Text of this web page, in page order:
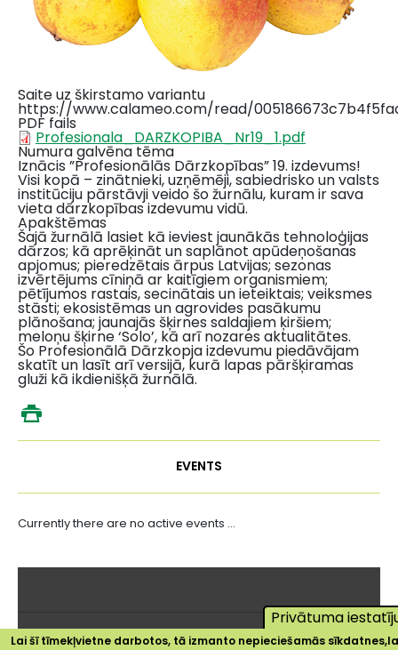
Saite uz škirstamo variantu
https://www.calameo.com/read/
PDF fails
Profesionala_DARZKOPIBA_Nr19_1.pdf
Numura galvēna tēma
Iznācis ”Profesionālās Dārzkopības” 19. izdevums!
Visi kopā – zinātnieki, uzņēmēji, sabiedrisko un valsts
institūciju pārstāvji veido šo žurnālu, kuram ir sava
vieta dārzkopības izdevumu vidū.
Apakštēmas
Šajā žurnālā lasiet kā ieviest jaunākās tehnoloģijas
dārzos; kā aprēķināt un saplānot apūdeņošanas
apjomus; pieredzētais ārpus Latvijas; sezonas
izvērtējums cīniņā ar kaitīgiem organismiem;
pētījumos rastais, secinātais un ieteiktais; veiksmes
stāsti; ekosistēmas un agrovides pasākumu
plānošana; jaunajās šķirnes saldajiem ķiršiem;
meloņu šķirne ‘Solo’, kā arī nozares aktualitātes.
Šo Profesionālā Dārzkopja izdevumu piedāvājam
skatīt un lasīt arī versijā, kurā lapas pāršķiramas
gluži kā ikdienišķā žurnālā.
EVENTS
Currently there are no active events ...
Privātuma
Lai šī tīmekļvietne darbotos, tā izmanto nepieciešamās